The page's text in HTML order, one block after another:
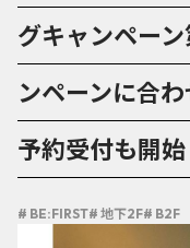
グキャンペー
ンペーンに合
予約受付も開始
# BE:FIRST# 地下2F# B2F